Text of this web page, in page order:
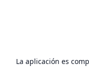
La aplicación es